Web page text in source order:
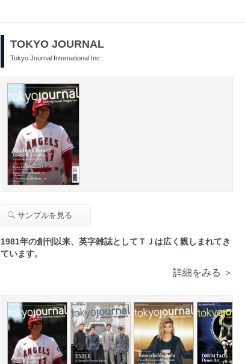
TOKYO JOURNAL
Tokyo Journal International Inc.
サンプルを見る
1981年の創刊以来、英字雑誌としてＴＪは広く親しまれてき
ています。
詳細をみる ＞